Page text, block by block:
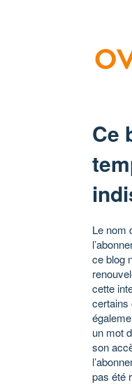
Ce
Le nom
ce blog
cette
certains
un mot
son
pas été